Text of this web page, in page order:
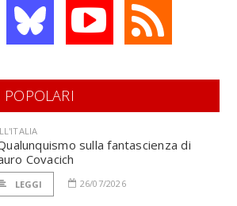
sulla fantascienza di
Covacich
LEGGI 26/07/2026